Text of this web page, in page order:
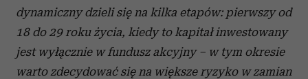
dynamiczny dzieli się na kilka etapów: pierwszy od
18 do 29 roku życia, kiedy to kapitał inwestowany
jest wyłącznie w fundusz akcyjny – w tym okresie
warto zdecydować się na większe ryzyko w zamian